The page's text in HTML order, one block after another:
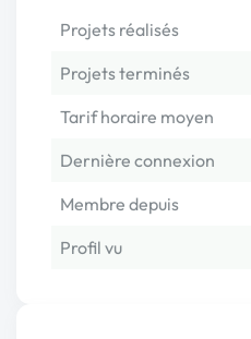
Projets réalisés
Projets terminés
Tarif horaire moyen
Dernière connexion
Membre depuis
Profil vu